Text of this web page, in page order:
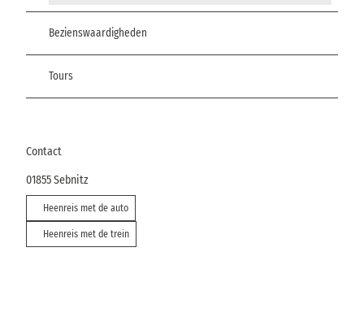
Bezienswaardigheden
Tours
Contact
01855Sebnitz
Heenreis met de auto
Heenreis met de trein